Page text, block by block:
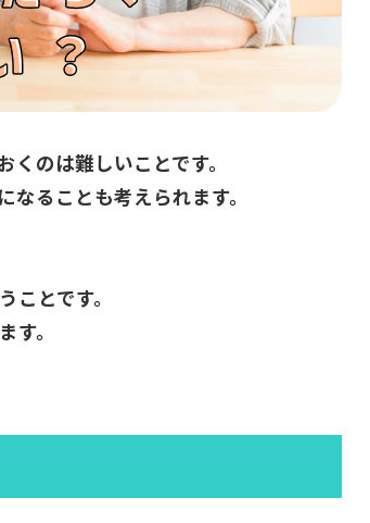
のは難しいことです。
ることも考えられます。
とです。
。